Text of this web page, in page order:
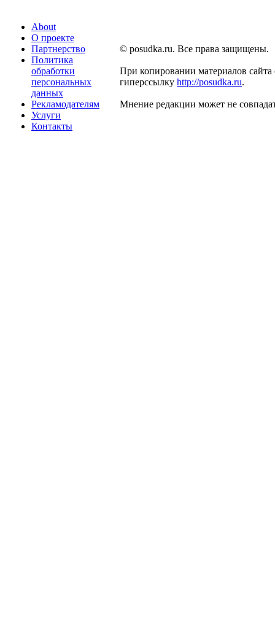
About
О проекте
Партнерство
Политика
обработки
персональных
данных
Рекламодателям
Услуги
Контакты
© posudka.ru. Все права защищены.
При копировании материалов сайта
гиперссылку http://posudka.ru.
Мнение редакции может не